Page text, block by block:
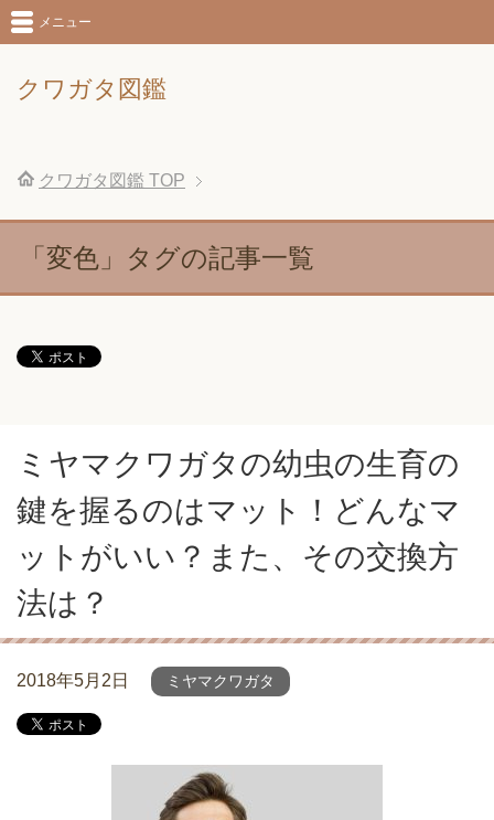
クワガタ図鑑
メニュー
クワガタ図鑑 TOP
「変色」タグの記事一覧
ミヤマクワガタの幼虫の生育の
鍵を握るのはマット！どんなマ
ットがいい？また、その交換方
法は？
2018年5月2日 ミヤマクワガタ